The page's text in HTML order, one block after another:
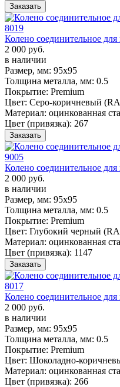
Заказать
Колено соединительное
2 000 руб.
в наличии
Размер, мм: 95х95
Толщина металла, мм: 0.5
Покрытие: Premium
Цвет: Серо-коричневый
Материал: оцинкованная
Цвет (привязка): 267
Заказать
Колено соединительное
2 000 руб.
в наличии
Размер, мм: 95х95
Толщина металла, мм: 0.5
Покрытие: Premium
Цвет: Глубокий черный
Материал: оцинкованная
Цвет (привязка): 1147
Заказать
Колено соединительное
2 000 руб.
в наличии
Размер, мм: 95х95
Толщина металла, мм: 0.5
Покрытие: Premium
Цвет: Шоколадно-
Материал: оцинкованная
Цвет (привязка): 266